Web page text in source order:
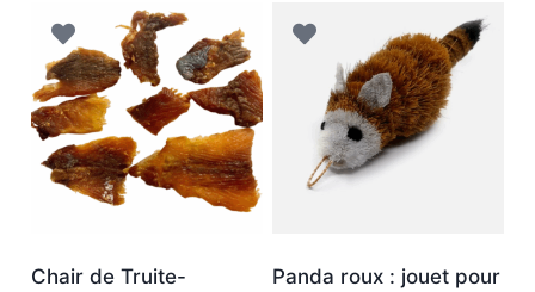
produit
plusieurs
variations.
Les
options
être
Chair de Truite-
Panda roux : jouet pour